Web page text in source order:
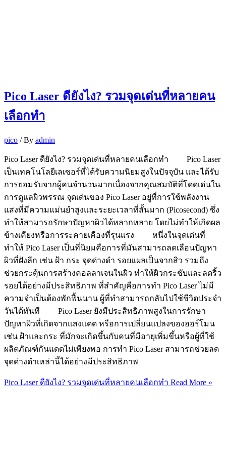
Pico Laser ดียังไง? รวมจุดเด่นที่หลายคน
เลือกทำ
pico / By admin
Pico Laser ดียังไง? รวมจุดเด่นที่หลายคนเลือกทำ Pico Laser
เป็นเทคโนโลยีเลเซอร์ที่ได้รับความนิยมสูงในปัจจุบัน และได้รับ
การยอมรับจากผู้คนจำนวนมากเนื่องจากคุณสมบัติที่โดดเด่นใน
การดูแลผิวพรรณ จุดเด่นของ Pico Laser อยู่ที่การใช้พลังงาน
แสงที่มีความแม่นยำสูงและระยะเวลาที่สั้นมาก (Picosecond) ซึ่ง
ทำให้สามารถรักษาปัญหาผิวได้หลากหลาย โดยไม่ทำให้เกิดผล
ข้างเคียงหรือการระคายเคืองที่รุนแรง หนึ่งในจุดเด่นที่
ทำให้ Pico Laser เป็นที่นิยมคือการที่มันสามารถลดเลือนปัญหา
ผิวที่ฝังลึก เช่น ฝ้า กระ จุดด่างดำ รอยแผลเป็นจากสิว รวมถึง
ช่วยกระตุ้นการสร้างคอลลาเจนในผิว ทำให้ผิวกระชับและลดริ้ว
รอยได้อย่างมีประสิทธิภาพ ที่สำคัญคือการทำ Pico Laser ไม่มี
ความจำเป็นต้องพักฟื้นนาน ผู้ที่ทำสามารถกลับไปใช้ชีวิตประจำ
วันได้ทันที Pico Laser ยังมีประสิทธิภาพสูงในการรักษา
ปัญหาผิวที่เกิดจากแสงแดด หรือการเปลี่ยนแปลงของฮอร์โมน
เช่น ฝ้าและกระ ที่มักจะเกิดขึ้นกับคนที่มีอายุเพิ่มขึ้นหรือผู้ที่ใช้
ผลิตภัณฑ์กันแดดไม่เพียงพอ การทำ Pico Laser สามารถช่วยลด
จุดด่างดำเหล่านี้ได้อย่างมีประสิทธิภาพ
Pico Laser ดียังไง? รวมจุดเด่นที่หลายคนเลือกทำ Read More »